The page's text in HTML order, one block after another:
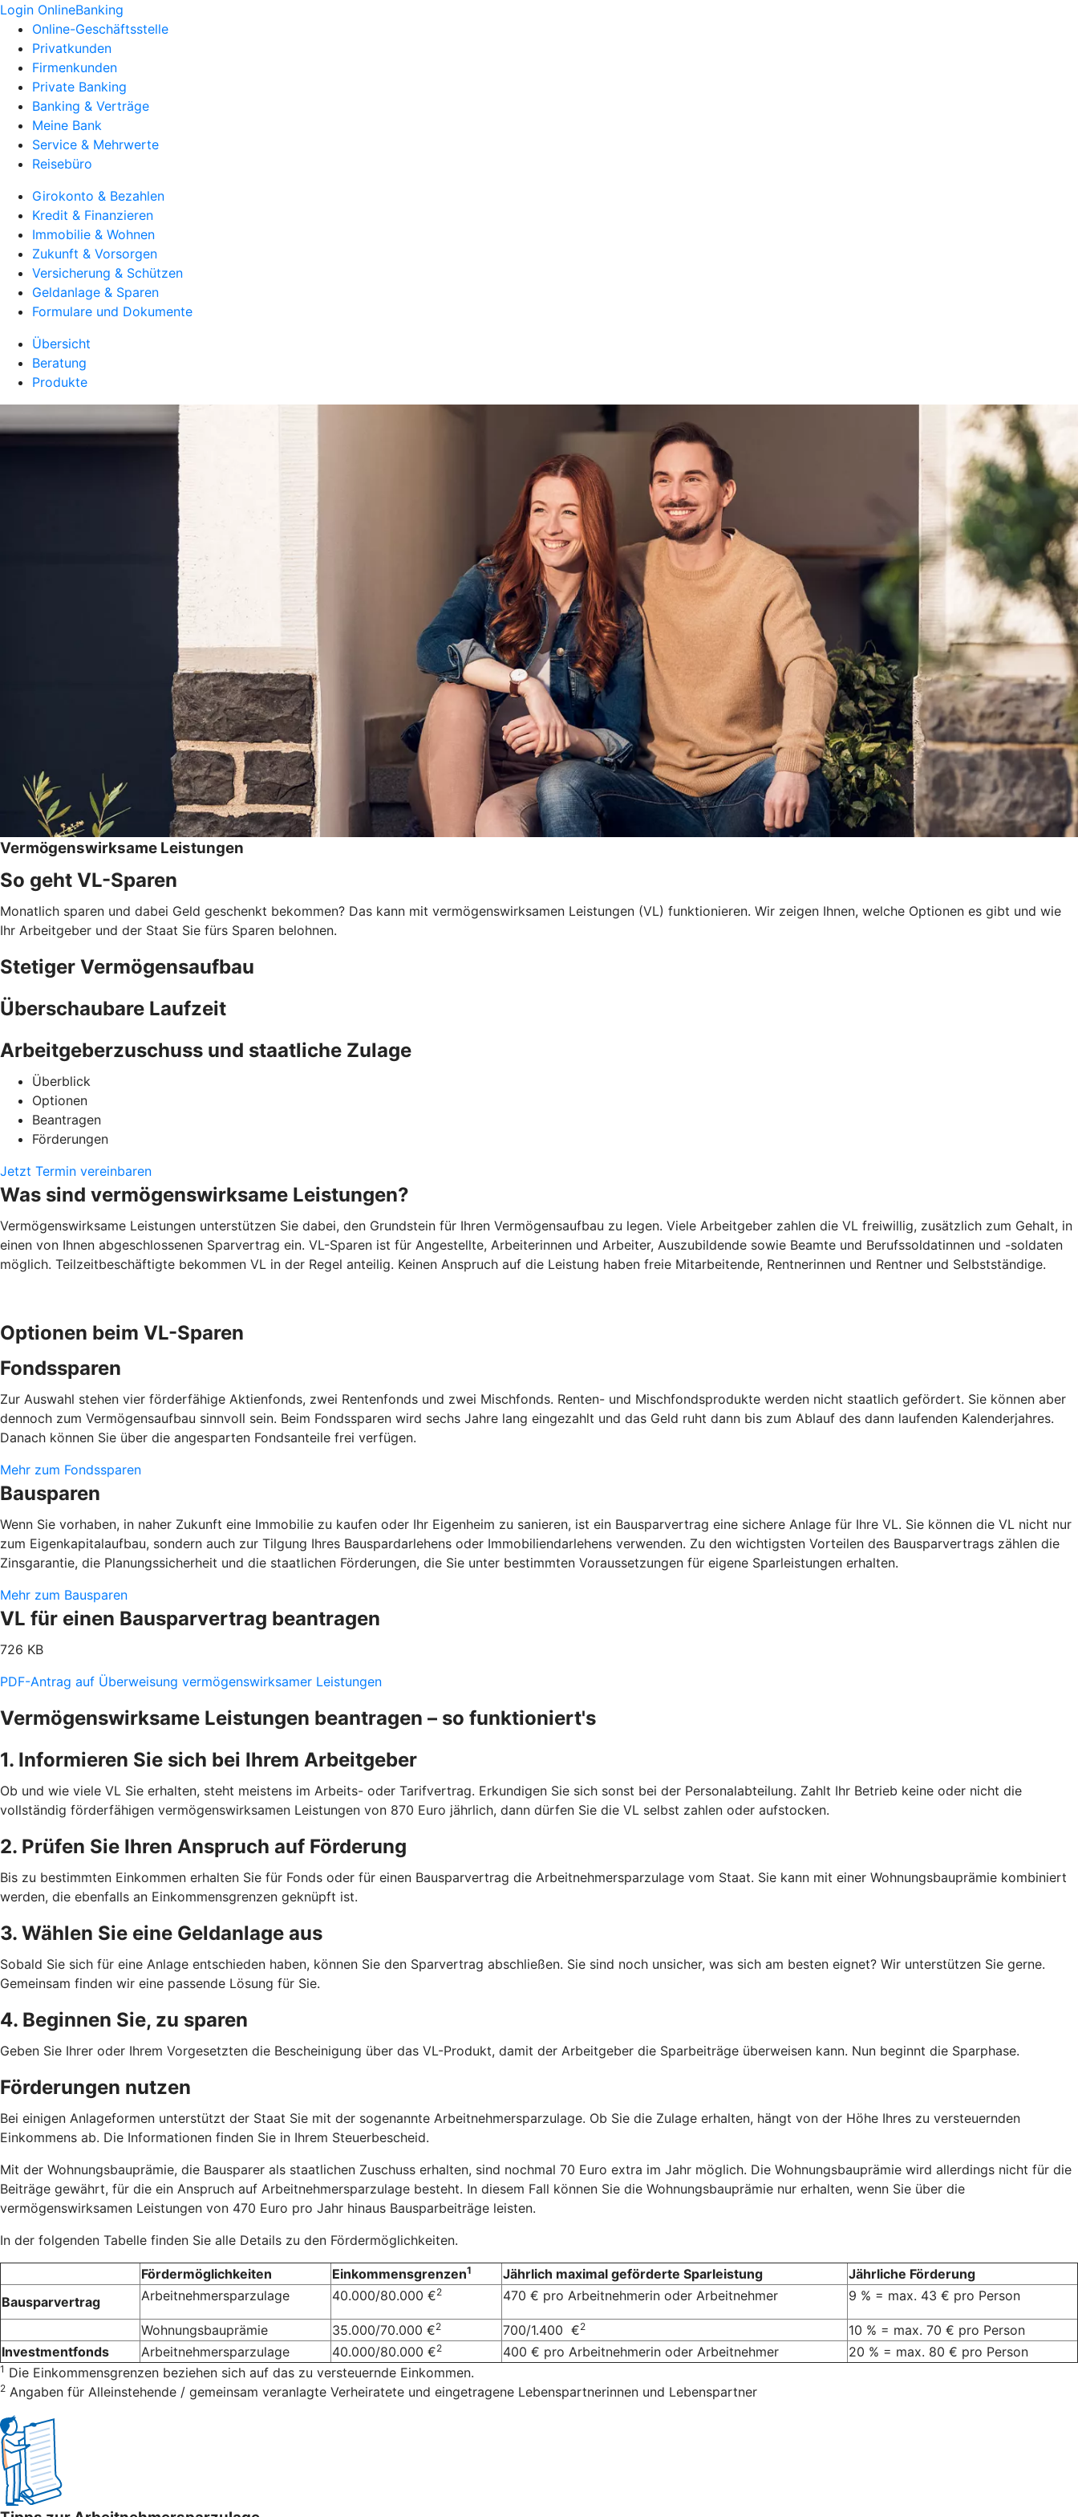
Login OnlineBanking
Online-Geschäftsstelle
Privatkunden
Firmenkunden
Private Banking
Banking & Verträge
Meine Bank
Service & Mehrwerte
Reisebüro
Girokonto & Bezahlen
Kredit & Finanzieren
Immobilie & Wohnen
Zukunft & Vorsorgen
Versicherung & Schützen
Geldanlage & Sparen
Formulare und Dokumente
Übersicht
Beratung
Produkte
Vermögenswirksame Leistungen
So geht VL-Sparen
Monatlich sparen und dabei Geld geschenkt bekommen? Das kann mit vermögenswirksamen Leistungen (VL) funktionieren. Wir zeigen Ihnen, welche Optionen es gibt und wie
Ihr Arbeitgeber und der Staat Sie fürs Sparen belohnen.
Stetiger Vermögensaufbau
Überschaubare Laufzeit
Arbeitgeberzuschuss und staatliche Zulage
Überblick
Optionen
Beantragen
Förderungen
Jetzt Termin vereinbaren
Was sind vermögenswirksame Leistungen?
Vermögenswirksame Leistungen unterstützen Sie dabei, den Grundstein für Ihren Vermögensaufbau zu legen. Viele Arbeitgeber zahlen die VL freiwillig, zusätzlich zum Gehalt, in
einen von Ihnen abgeschlossenen Sparvertrag ein. VL-Sparen ist für Angestellte, Arbeiterinnen und Arbeiter, Auszubildende sowie Beamte und Berufssoldatinnen und -soldaten
möglich. Teilzeitbeschäftigte bekommen VL in der Regel anteilig. Keinen Anspruch auf die Leistung haben freie Mitarbeitende, Rentnerinnen und Rentner und Selbstständige.
Optionen beim VL-Sparen
Fondssparen
Zur Auswahl stehen vier förderfähige Aktienfonds, zwei Rentenfonds und zwei Mischfonds. Renten- und Mischfondsprodukte werden nicht staatlich gefördert. Sie können aber
dennoch zum Vermögensaufbau sinnvoll sein. Beim Fondssparen wird sechs Jahre lang eingezahlt und das Geld ruht dann bis zum Ablauf des dann laufenden Kalenderjahres.
Danach können Sie über die angesparten Fondsanteile frei verfügen.
Mehr zum Fondssparen
Bausparen
Wenn Sie vorhaben, in naher Zukunft eine Immobilie zu kaufen oder Ihr Eigenheim zu sanieren, ist ein Bausparvertrag eine sichere Anlage für Ihre VL. Sie können die VL nicht nur
zum Eigenkapitalaufbau, sondern auch zur Tilgung Ihres Bauspardarlehens oder Immobiliendarlehens verwenden. Zu den wichtigsten Vorteilen des Bausparvertrags zählen die
Zinsgarantie, die Planungssicherheit und die staatlichen Förderungen, die Sie unter bestimmten Voraussetzungen für eigene Sparleistungen erhalten.
Mehr zum Bausparen
VL für einen Bausparvertrag beantragen
726 KB
PDF-Antrag auf Überweisung vermögenswirksamer Leistungen
Vermögenswirksame Leistungen beantragen – so funktioniert's
1. Informieren Sie sich bei Ihrem Arbeitgeber
Ob und wie viele VL Sie erhalten, steht meistens im Arbeits- oder Tarifvertrag. Erkundigen Sie sich sonst bei der Personalabteilung. Zahlt Ihr Betrieb keine oder nicht die
vollständig förderfähigen vermögenswirksamen Leistungen von 870 Euro jährlich, dann dürfen Sie die VL selbst zahlen oder aufstocken.
2. Prüfen Sie Ihren Anspruch auf Förderung
Bis zu bestimmten Einkommen erhalten Sie für Fonds oder für einen Bausparvertrag die Arbeitnehmersparzulage vom Staat. Sie kann mit einer Wohnungsbauprämie kombiniert
werden, die ebenfalls an Einkommensgrenzen geknüpft ist.
3. Wählen Sie eine Geldanlage aus
Sobald Sie sich für eine Anlage entschieden haben, können Sie den Sparvertrag abschließen. Sie sind noch unsicher, was sich am besten eignet? Wir unterstützen Sie gerne.
Gemeinsam finden wir eine passende Lösung für Sie.
4. Beginnen Sie, zu sparen
Geben Sie Ihrer oder Ihrem Vorgesetzten die Bescheinigung über das VL-Produkt, damit der Arbeitgeber die Sparbeiträge überweisen kann. Nun beginnt die Sparphase.
Förderungen nutzen
Bei einigen Anlageformen unterstützt der Staat Sie mit der sogenannte Arbeitnehmersparzulage. Ob Sie die Zulage erhalten, hängt von der Höhe Ihres zu versteuernden
Einkommens ab. Die Informationen finden Sie in Ihrem Steuerbescheid.
Mit der Wohnungsbauprämie, die Bausparer als staatlichen Zuschuss erhalten, sind nochmal 70 Euro extra im Jahr möglich. Die Wohnungsbauprämie wird allerdings nicht für die
Beiträge gewährt, für die ein Anspruch auf Arbeitnehmersparzulage besteht. In diesem Fall können Sie die Wohnungsbauprämie nur erhalten, wenn Sie über die
vermögenswirksamen Leistungen von 470 Euro pro Jahr hinaus Bausparbeiträge leisten.
In der folgenden Tabelle finden Sie alle Details zu den Fördermöglichkeiten.
Fördermöglichkeiten Einkommensgrenzen1 Jährlich maximal geförderte Sparleistung
Jährliche Förderung
Bausparvertrag
Arbeitnehmersparzulage 40.000/80.000 €2 470 € pro Arbeitnehmerin oder Arbeitnehmer 9 % = max. 43 € pro Person
Wohnungsbauprämie 35.000/70.000 €2 700/1.400 €2
10 % = max. 70 € pro Person
Investmentfonds
Arbeitnehmersparzulage 40.000/80.000 €2 400 € pro Arbeitnehmerin oder Arbeitnehmer 20 % = max. 80 € pro Person
1 Die Einkommensgrenzen beziehen sich auf das zu versteuernde Einkommen.
2 Angaben für Alleinstehende / gemeinsam veranlagte Verheiratete und eingetragene Lebenspartnerinnen und Lebenspartner